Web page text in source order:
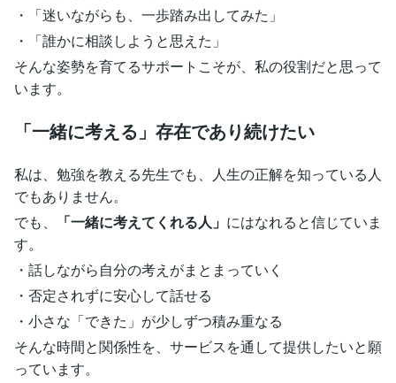
・「迷いながらも、一歩踏み出してみた」
・「誰かに相談しようと思えた」
そんな姿勢を育てるサポートこそが、私の役割だと思って
います。
「一緒に考える」存在であり続けたい
私は、勉強を教える先生でも、人生の正解を知っている人
でもありません。
でも、
「一緒に考えてくれる人」 にはなれると信じていま
す。
・話しながら自分の考えがまとまっていく
・否定されずに安心して話せる
・小さな「できた」が少しずつ積み重なる
そんな時間と関係性を、サービスを通して提供したいと願
っています。